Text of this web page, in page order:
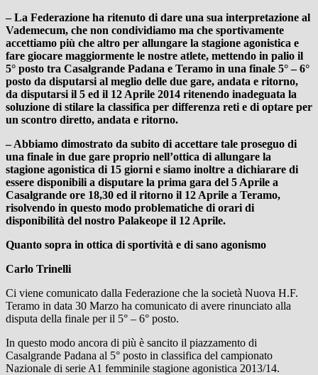
–La Federazione ha ritenuto di dare una sua interpretazione al
Vademecum, che non condividiamo ma che sportivamente
accettiamo più che altro per allungare la stagione agonistica e
fare giocare maggiormente le nostre atlete, mettendo in palio il
5° posto tra Casalgrande Padana e Teramo in una finale 5° – 6°
posto da disputarsi al meglio delle due gare, andata e ritorno,
da disputarsi il 5 ed il 12 Aprile 2014 ritenendo inadeguata la
soluzione di stilare la classifica per differenza reti e di optare per
un scontro diretto, andata e ritorno.
–Abbiamo dimostrato da subito di accettare tale proseguo di
una finale in due gare proprio nell’ottica di allungare la
stagione agonistica di 15 giorni e siamo inoltre a dichiarare di
essere disponibili a disputare la prima gara del 5 Aprile a
Casalgrande ore 18,30 ed il ritorno il 12 Aprile a Teramo,
risolvendo in questo modo problematiche di orari di
disponibilità del nostro Palakeope il 12 Aprile.
Quanto sopra in ottica di sportività e di sano agonismo
Carlo Trinelli
Ci viene comunicato dalla Federazione che la società Nuova H.F.
Teramo in data 30 Marzo ha comunicato di avere rinunciato alla
disputa della finale per il 5° – 6° posto.
In questo modo ancora di più è sancito il piazzamento di
Casalgrande Padana al 5° posto in classifica del campionato
Nazionale di serie A1 femminile stagione agonistica 2013/14.